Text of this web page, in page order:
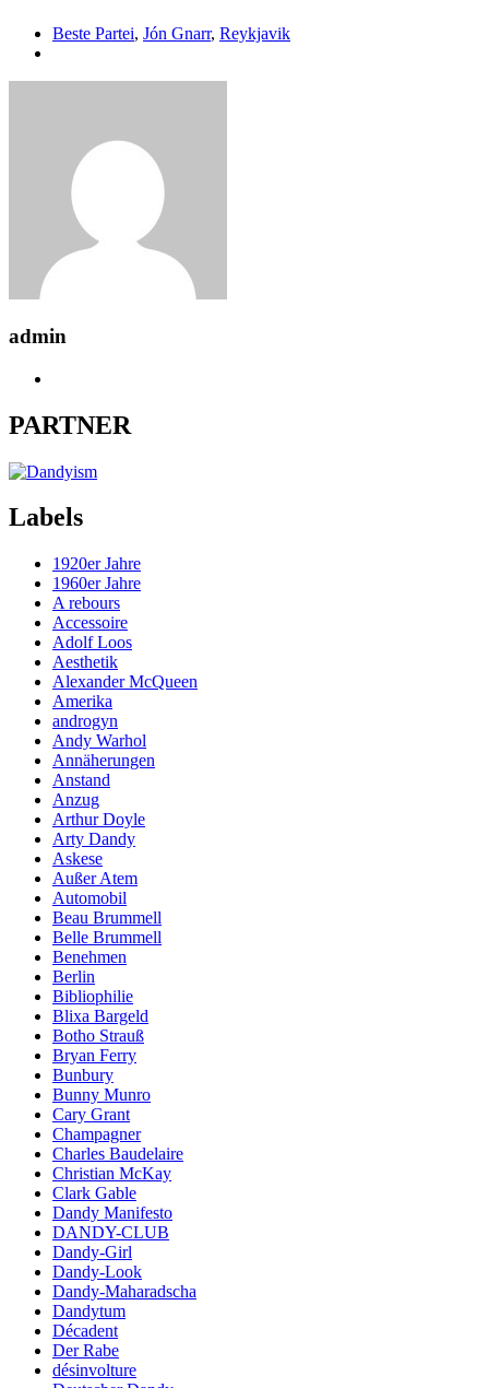
Beste Partei, Jón Gnarr, Reykjavik
admin
PARTNER
Labels
1920er Jahre
1960er Jahre
A rebours
Accessoire
Adolf Loos
Aesthetik
Alexander McQueen
Amerika
androgyn
Andy Warhol
Annäherungen
Anstand
Anzug
Arthur Doyle
Arty Dandy
Askese
Außer Atem
Automobil
Beau Brummell
Belle Brummell
Benehmen
Berlin
Bibliophilie
Blixa Bargeld
Botho Strauß
Bryan Ferry
Bunbury
Bunny Munro
Cary Grant
Champagner
Charles Baudelaire
Christian McKay
Clark Gable
Dandy Manifesto
DANDY-CLUB
Dandy-Girl
Dandy-Look
Dandy-Maharadscha
Dandytum
Décadent
Der Rabe
désinvolture